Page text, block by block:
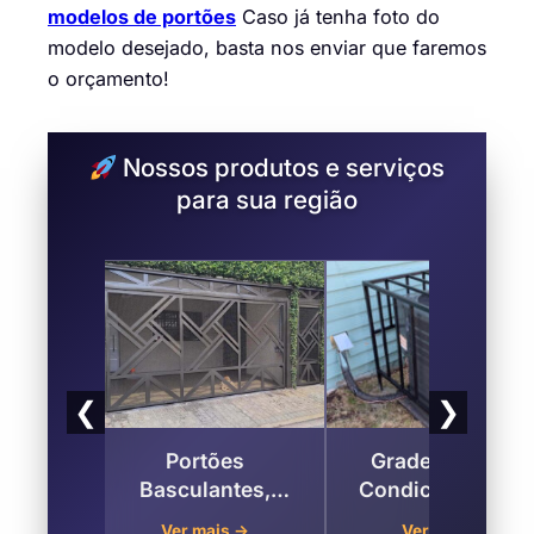
modelos de portões Caso já tenha foto do
modelo desejado, basta nos enviar que faremos
o orçamento!
Nossos produtos e serviços
para sua região
❮
Portões
Basculantes,
Deslizantes Para
Grades para Ar
Condicionado no
Jardim Renata ,
❯